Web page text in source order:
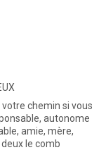
chemin si vous
autonome
amie, mère,
le comb